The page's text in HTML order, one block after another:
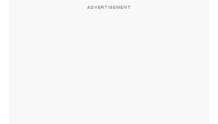
ADVERTISEMENT